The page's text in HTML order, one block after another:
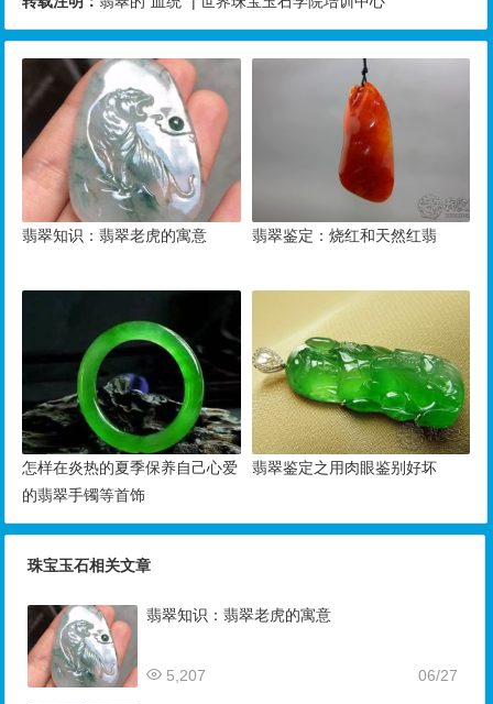
翡翠知识：翡翠老虎的寓意 翡翠鉴定：烧红和天然红翡
怎样在炎热的夏季保养自己心爱
的翡翠手镯等首饰
翡翠鉴定之用肉眼鉴别好坏
珠宝玉石相关文章
翡翠知识：翡翠老虎的寓意
06/27
5,207